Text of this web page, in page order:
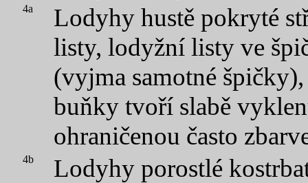
4a
Lodyhy hustě pokryté
listy, lodyžní listy ve
(vyjma samotné
buňky tvoří slabě
ohraničenou často
4b
Lodyhy porostlé